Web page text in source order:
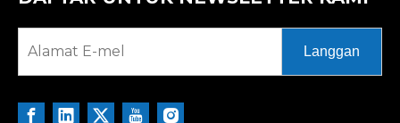
Langgan